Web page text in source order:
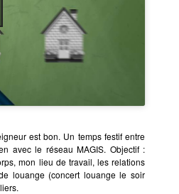
est bon. Un temps festif entre
avec le réseau MAGIS. Objectif :
mon lieu de travail, les relations
louange (concert louange le soir